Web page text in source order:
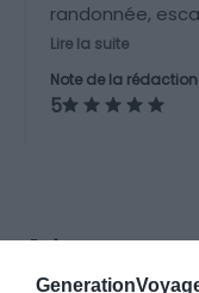
randonnée,
de montagne le
Les paysages
et très
Lire la suite
Note de la
5
A la une